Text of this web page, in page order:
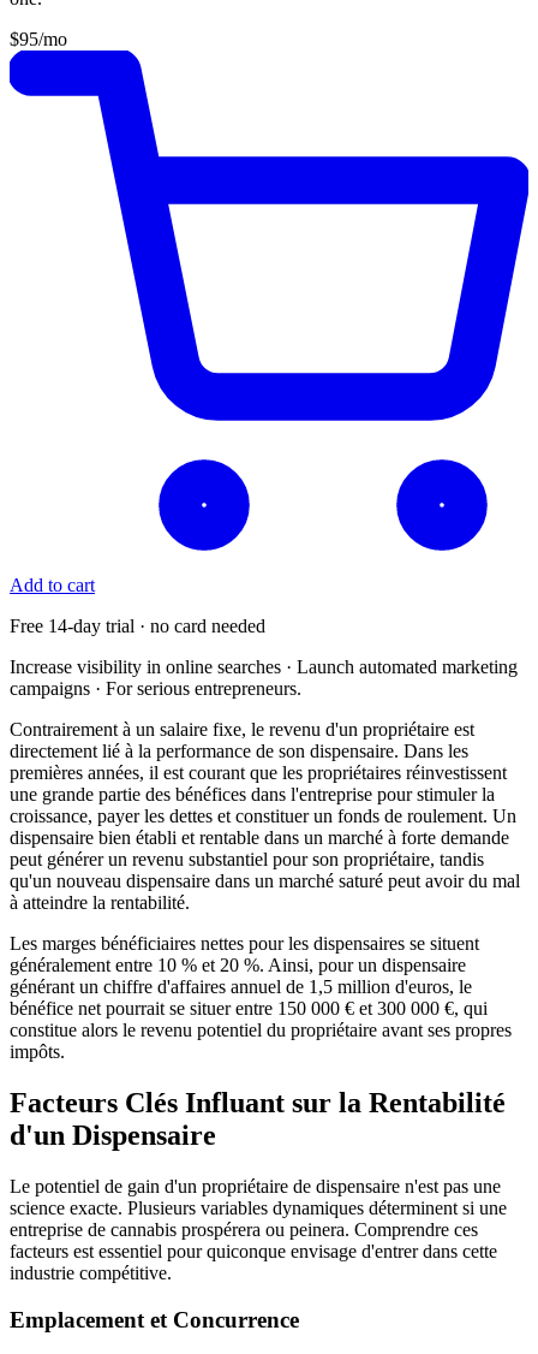
$95/mo
Add to cart
Free 14-day trial · no card needed
Increase visibility in online searches · Launch automated marketing
campaigns · For serious entrepreneurs.
Contrairement à un salaire fixe, le revenu d'un propriétaire est
directement lié à la performance de son dispensaire. Dans les
premières années, il est courant que les propriétaires réinvestissent
une grande partie des bénéfices dans l'entreprise pour stimuler la
croissance, payer les dettes et constituer un fonds de roulement. Un
dispensaire bien établi et rentable dans un marché à forte demande
peut générer un revenu substantiel pour son propriétaire, tandis
qu'un nouveau dispensaire dans un marché saturé peut avoir du mal
à atteindre la rentabilité.
Les marges bénéficiaires nettes pour les dispensaires se situent
généralement entre 10 % et 20 %. Ainsi, pour un dispensaire
générant un chiffre d'affaires annuel de 1,5 million d'euros, le
bénéfice net pourrait se situer entre 150 000 € et 300 000 €, qui
constitue alors le revenu potentiel du propriétaire avant ses propres
impôts.
Facteurs Clés Influant sur la Rentabilité
d'un Dispensaire
Le potentiel de gain d'un propriétaire de dispensaire n'est pas une
science exacte. Plusieurs variables dynamiques déterminent si une
entreprise de cannabis prospérera ou peinera. Comprendre ces
facteurs est essentiel pour quiconque envisage d'entrer dans cette
industrie compétitive.
Emplacement et Concurrence